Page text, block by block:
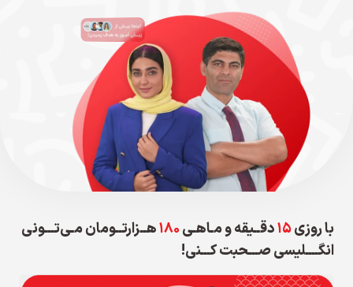
با روزی۱۵دقــیقهومـاهـی۱۸۰هــزارتــومانمـی‌تـــونی
انگــــلیسی صـــحبت کـــنی!